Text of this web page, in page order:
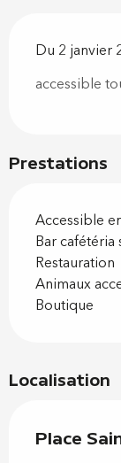
Prestations
Accessible
Bar cafétéria
Restauration
Animaux
Boutique
Du 2 janvier
accessible
Localisation
Place